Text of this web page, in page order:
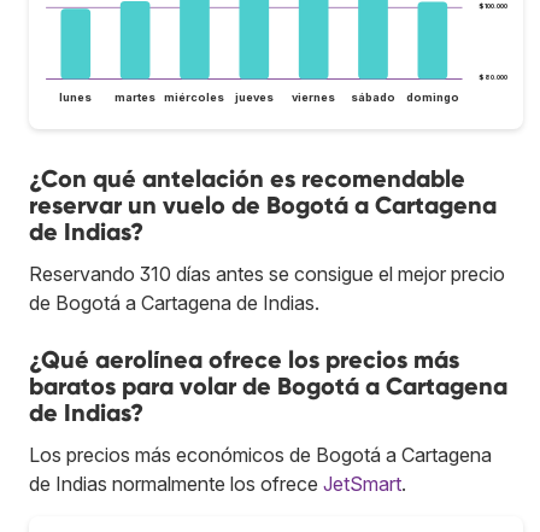
$80.000
$100.000
lunes martes miércoles jueves viernes sábado domingo
¿Con qué antelación es recomendable
reservar un vuelo de Bogotá a Cartagena
de Indias?
Reservando 310 días antes se consigue el mejor precio
de Bogotá a Cartagena de Indias.
¿Qué aerolínea ofrece los precios más
baratos para volar de Bogotá a Cartagena
de Indias?
Los precios más económicos de Bogotá a Cartagena
de Indias normalmente los ofrece JetSmart.